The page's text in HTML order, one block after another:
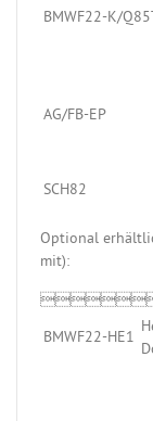
BMWF22-K/
AG/FB-EP
SCH82
Optional
mit):
BMWF22-HE1